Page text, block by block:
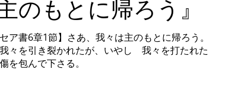
のもとに帰ろう』
セア書6章1節】さあ、我々は主のもとに帰ろう。
々を引き裂かれたが、いやし 我々を打たれた
を包んで下さる。